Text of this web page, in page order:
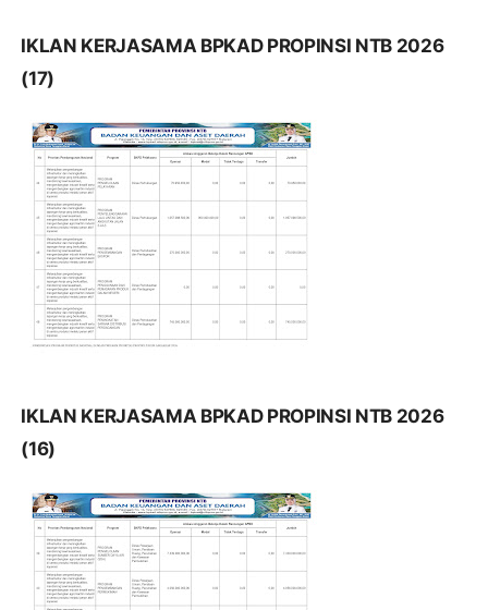
IKLAN KERJASAMA BPKAD PROPINSI NTB 2026
(17)
IKLAN KERJASAMA BPKAD PROPINSI NTB 2026
(16)